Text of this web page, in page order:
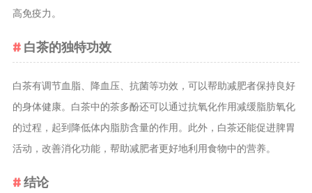
高免疫力。
白茶的独特功效
白茶有调节血脂、降血压、抗菌等功效，可以帮助减肥者保持良好
的身体健康。白茶中的茶多酚还可以通过抗氧化作用减缓脂肪氧化
的过程，起到降低体内脂肪含量的作用。此外，白茶还能促进脾胃
活动，改善消化功能，帮助减肥者更好地利用食物中的营养。
结论
茶道
茶具
茶器
茶宠
茶叶行业动